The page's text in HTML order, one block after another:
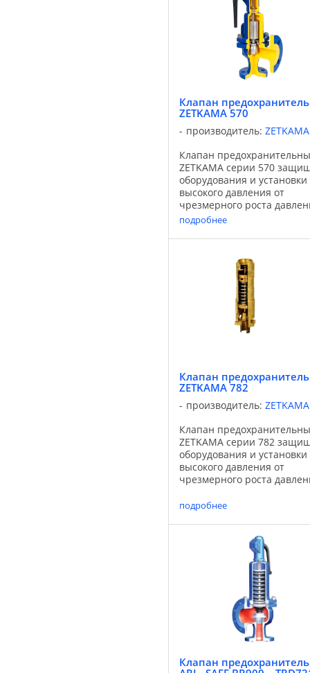
Клапан
ZETKAMA 570
производитель: ZETKAMA
Клапан
ZETKAMA серии 570
оборудования и установки
высокого давления от
чрезмерного роста
выше предельного
случае, когда вызванное
давлением усилие нажима,
равно или более ...
подробнее
Клапан
ZETKAMA 782
производитель: ZETKAMA
Клапан
ZETKAMA серии 782
оборудования и установки
высокого давления от
чрезмерного роста
случае, когда вызванное
действующего на тарелку
равно или более ...
подробнее
Клапан